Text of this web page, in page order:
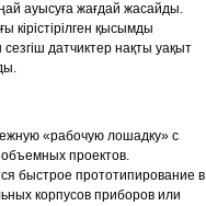
ауысуға жағдай жасайды.
кірістірілген қысымды
датчиктер нақты уақыт
«рабочую лошадку» с
проектов.
быстрое прототипирование в
корпусов приборов или